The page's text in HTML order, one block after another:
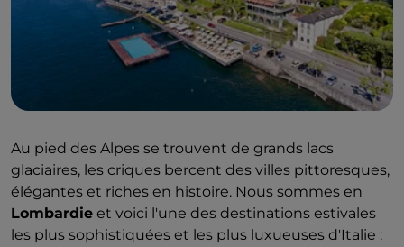
Au pied des Alpes se trouvent de grands lacs
glaciaires, les criques bercent des villes pittoresques,
élégantes et riches en histoire. Nous sommes en
Lombardie et voici l'une des destinations estivales
les plus sophistiquées et les plus luxueuses d'Italie :